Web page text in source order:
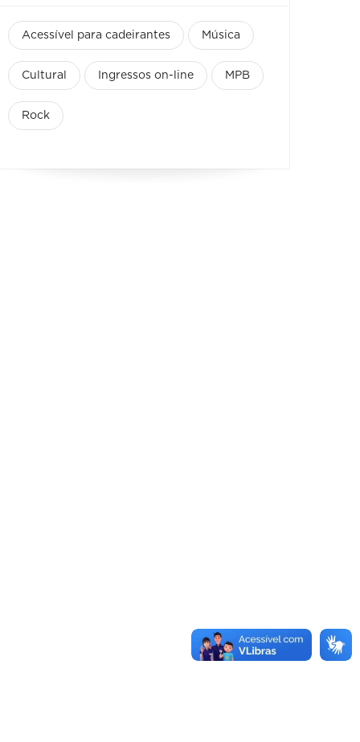
Acessível para cadeirantes Música
Cultural Ingressos on-line MPB
Rock